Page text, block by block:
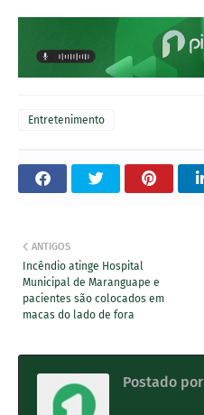
Entretenimento
ANTIGOS
Incêndio atinge Hospital
Municipal de Maranguape e
pacientes são colocados em
macas do lado de fora
Postado por